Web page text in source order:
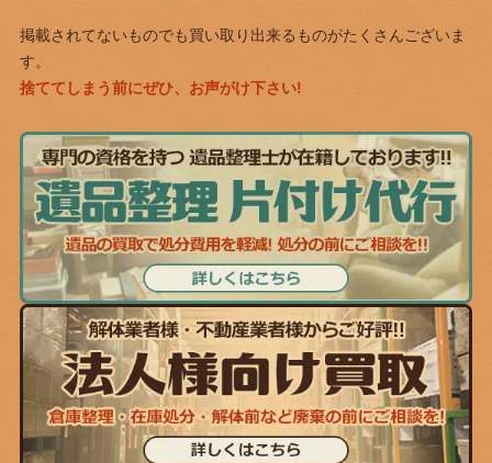
掲載されてないものでも買い取り出来るものがたくさんございま
す。
捨ててしまう前にぜひ、お声がけ下さい!